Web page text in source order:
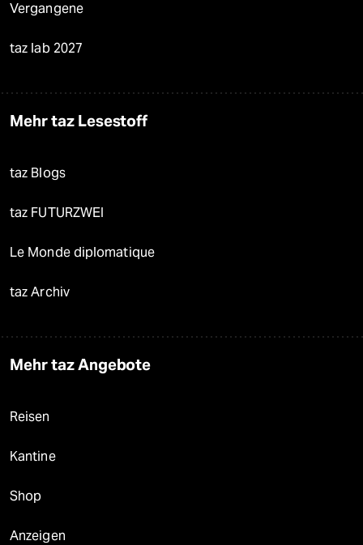
Vergangene
taz lab 2027
Mehr taz Lesestoff
taz Blogs
taz FUTURZWEI
Le Monde diplomatique
taz Archiv
Mehr taz Angebote
Reisen
Kantine
Shop
Anzeigen